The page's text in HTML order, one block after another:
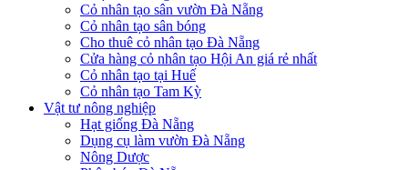
Cỏ nhân tạo sân vườn Đà Nẵng
Cỏ nhân tạo sân bóng
Cho thuê cỏ nhân tạo Đà Nẵng
Cửa hàng cỏ nhân tạo Hội An giá rẻ nhất
Cỏ nhân tạo tại Huế
Cỏ nhân tạo Tam Kỳ
Vật tư nông nghiệp
Hạt giống Đà Nẵng
Dụng cụ làm vườn Đà Nẵng
Nông Dược